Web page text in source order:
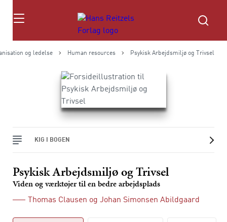
Søg
og ledelse Human resources Psykisk Arbejdsmiljø og Trivsel
KIG I BOGEN
Psykisk Arbejdsmiljø og Trivsel
Viden og værktøjer til en bedre arbejdsplads
Thomas Clausen og Johan Simonsen Abildgaard